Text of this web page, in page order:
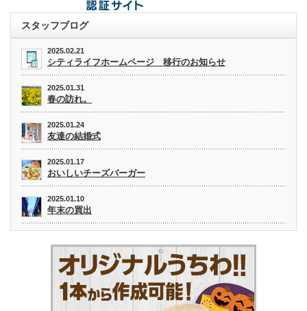
スタッフブログ
2025.02.21
シティライフホームページ 移行のお知らせ
2025.01.31
春の訪れ。
2025.01.24
友達の結婚式
2025.01.17
おいしいチーズバーガー
2025.01.10
年末の買出